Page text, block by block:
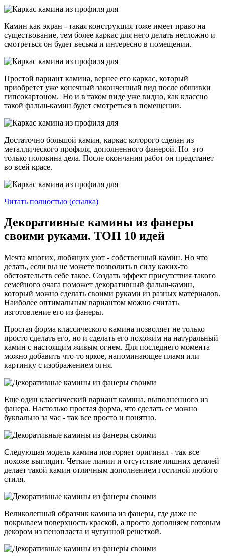
Камин как экран - такая конструкция тоже имеет право на
существование, тем более каркас для него делать несложно и
смотреться он будет весьма и интересно в помещении.
Простой вариант камина, вернее его каркас, который
приобретет уже конечный законченный вид после обшивки
гипсокартоном. Но и в таком виде уже видно, как классно
такой фальш-камин будет смотреться в помещении.
Достаточно большой камин, каркас которого сделан из
металлического профиля, дополненного фанерой. Но это
только половина дела. После окончания работ он предстанет
во всей красе.
Читать полностью (ссылка)
Декоративные камины из фанеры
своими руками. ТОП 10 идей
Мечта многих, любящих уют - собственный камин. Но что
делать, если вы не можете позволить в силу каких-то
обстоятельств себе такое. Создать эффект присутствия такого
семейного очага поможет декоративный фальш-камин,
который можно сделать своими руками из разных материалов.
Наиболее оптимальным вариантом можно считать
изготовление его из фанеры.
Простая форма классического камина позволяет не только
просто сделать его, но и сделать его похожим на натуральный
камин с настоящим живым огнем. Для последнего момента
можно добавить что-то яркое, напоминающее пламя или
картинку с изображением огня.
Еще один классический вариант камина, выполненного из
фанера. Настолько простая форма, что сделать ее можно
буквально за час - так все просто и понятно.
Следующая модель камина повторяет оригинал - так все
похоже выглядит. Четкие линии и отсутствие лишних деталей
делает такой камин отличным дополнением гостиной любого
стиля.
Великолепный образчик камина из фанеры, где даже не
покрываем поверхность краской, а просто дополняем готовым
декором из пенопласта и чугунной решеткой.